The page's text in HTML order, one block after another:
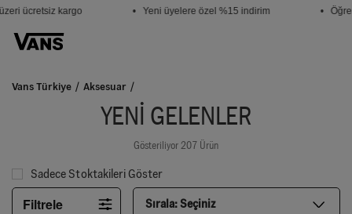
ücretsiz kargo • Yeni üyelere özel %15 indirim •
Vans Türkiye Aksesuar
YENI GELENLER
Gösteriliyor 207 Ürün
Sadece Stoktakileri Göster
Filtrele Sırala:Seçiniz